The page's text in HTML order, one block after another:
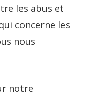
les abus et
concerne les
nous
notre